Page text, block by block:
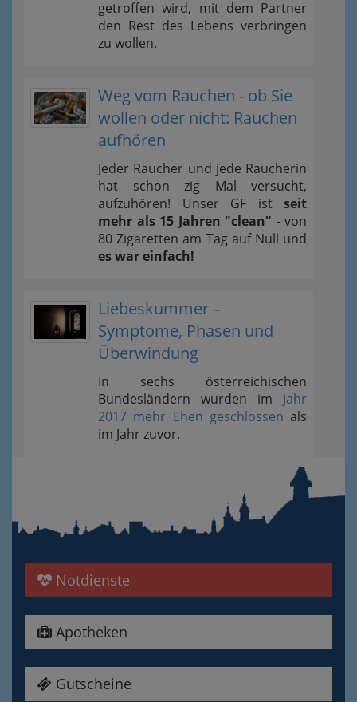
getroffen wird, mit dem Partner
den Rest des Lebens verbringen
zu wollen.
Weg vom Rauchen - ob Sie
wollen oder nicht: Rauchen
aufhören
Jeder Raucher und jede Raucherin
hat schon zig Mal versucht,
aufzuhören! Unser GF ist seit
mehr als 15 Jahren "clean" - von
80 Zigaretten am Tag auf Null und
es war einfach!
Liebeskummer –
Symptome, Phasen und
Überwindung
In sechs österreichischen
Bundesländern wurden im Jahr
2017 mehr Ehen geschlossen als
im Jahr zuvor.
Notdienste
Apotheken
Gutscheine